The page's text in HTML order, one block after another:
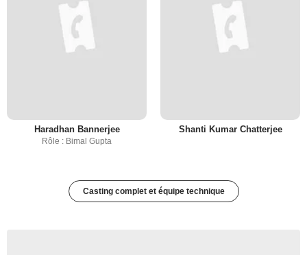
Haradhan Bannerjee
Rôle : Bimal Gupta
Shanti Kumar Chatterjee
Casting complet et équipe technique